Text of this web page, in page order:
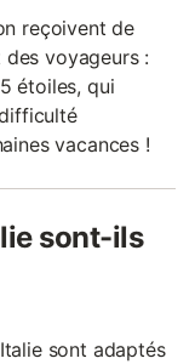
reçoivent de
voyageurs :
étoiles, qui
vacances !
sont-ils
sont adaptés